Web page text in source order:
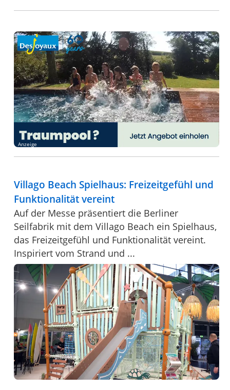
Anzeige
Villago Beach Spielhaus: Freizeitgefühl und
Funktionalität vereint
Auf der Messe präsentiert die Berliner
Seilfabrik mit dem Villago Beach ein Spielhaus,
das Freizeitgefühl und Funktionalität vereint.
Inspiriert vom Strand und ...